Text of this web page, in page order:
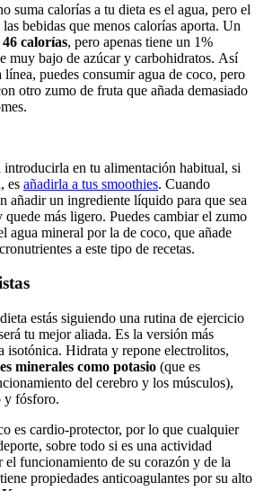
suma calorías a tu dieta es el agua, pero el
bebidas que menos calorías aporta. Un
46 calorías, pero apenas tiene un 1%
muy bajo de azúcar y carbohidratos. Así
puedes consumir agua de coco, pero
otro zumo de fruta que añada demasiado
en tu alimentación habitual, si
es añadirla a tus smoothies. Cuando
añadir un ingrediente líquido para que sea
más ligero. Puedes cambiar el zumo
agua mineral por la de coco, que añade
a este tipo de recetas.
estás siguiendo una rutina de ejercicio
tu mejor aliada. Es la versión más
isotónica. Hidrata y repone electrolitos,
minerales como potasio (que es
del cerebro y los músculos),
y fósforo.
es cardio-protector, por lo que cualquier
sobre todo si es una actividad
el funcionamiento de su corazón y de la
propiedades anticoagulantes por su alto